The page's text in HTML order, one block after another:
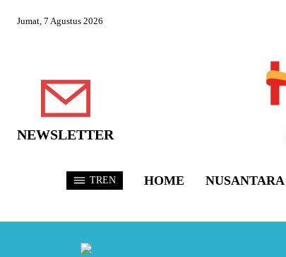
Jumat, 7 Agustus 2026
NEWSLETTER
TREN HOME NUSANTARA